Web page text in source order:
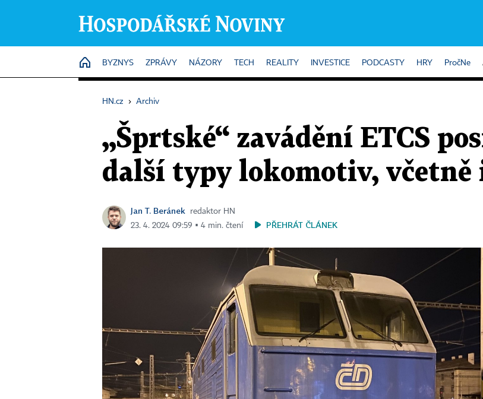
HOME
BYZNYS ZPRÁVY NÁZORY TECH REALITY INVESTICE PODCASTY HRY PročNe
HN.cz › Archiv
„Šprtské“ zavádění ETCS
další typy lokomotiv, včetně
Jan T. Beránek
redaktor HN
23. 4. 2024 09:59 ▪ 4 min. čtení
PŘEHRÁT ČLÁNEK